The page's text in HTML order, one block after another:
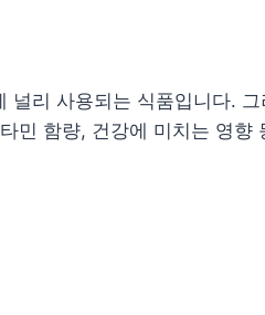
널리 사용되는 식품입니다. 그
민 함량, 건강에 미치는 영향